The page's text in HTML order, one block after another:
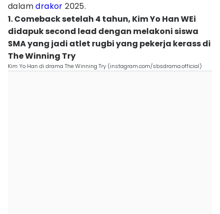
dalamdrakor 2025.
1. Comeback setelah 4 tahun, Kim Yo Han WEi
didapuk second lead dengan melakoni siswa
SMA yang jadi atlet rugbi yang pekerja kerass di
The Winning Try
Kim Yo Han di drama The Winning Try (instagram.com/sbsdrama.official)